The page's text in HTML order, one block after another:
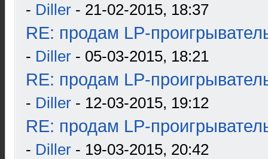
- Diller - 21-02-2015, 18:37
RE: продам LP-
- Diller - 05-03-2015, 18:21
RE: продам LP-
- Diller - 12-03-2015, 19:12
RE: продам LP-
- Diller - 19-03-2015, 20:42